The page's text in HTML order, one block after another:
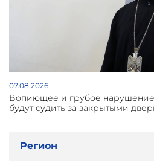
07.08.2026
Вопиющее и грубое нарушение
будут судить за закрытыми
Регион